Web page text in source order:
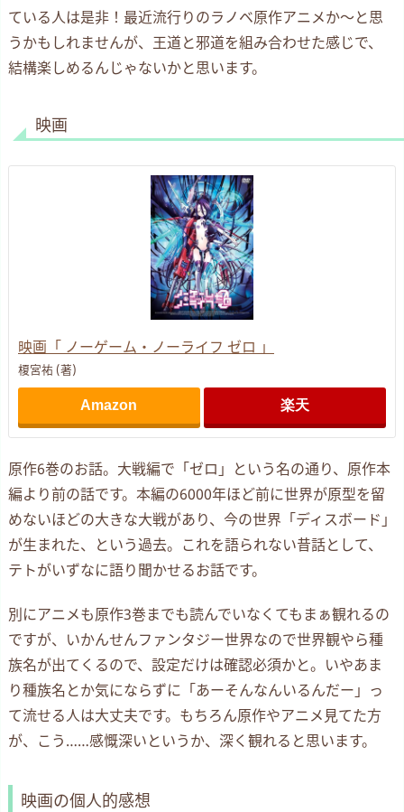
ている人は是非！最近流行りのラノベ原作アニメか〜と思
うかもしれませんが、王道と邪道を組み合わせた感じで、
結構楽しめるんじゃないかと思います。
映画
映画「 ノーゲーム・ノーライフ ゼロ 」
榎宮祐 (著)
Amazon 楽天
原作6巻のお話。大戦編で「ゼロ」という名の通り、原作本
編より前の話です。本編の6000年ほど前に世界が原型を留
めないほどの大きな大戦があり、今の世界「ディスボード」
が生まれた、という過去。これを語られない昔話として、
テトがいずなに語り聞かせるお話です。
別にアニメも原作3巻までも読んでいなくてもまぁ観れるの
ですが、いかんせんファンタジー世界なので世界観やら種
族名が出てくるので、設定だけは確認必須かと。いやあま
り種族名とか気にならずに「あーそんなんいるんだー」っ
て流せる人は大丈夫です。もちろん原作やアニメ見てた方
が、こう……感慨深いというか、深く観れると思います。
映画の個人的感想